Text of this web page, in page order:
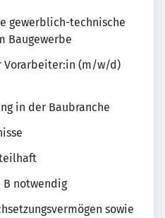
gewerblich-technische
Baugewerbe
Vorarbeiter:in (m/w/d)
in der Baubranche
B notwendig
sowie